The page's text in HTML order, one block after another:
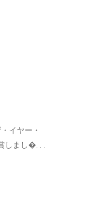
イヤー・
しまし�. . .